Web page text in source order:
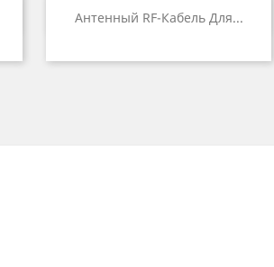
Антенный RF-Кабель Для...
 Быстрый просмотр